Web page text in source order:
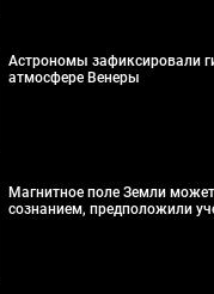
Астрономы зафиксировали
атмосфере Венеры
Магнитное поле Земли
сознанием, предположили